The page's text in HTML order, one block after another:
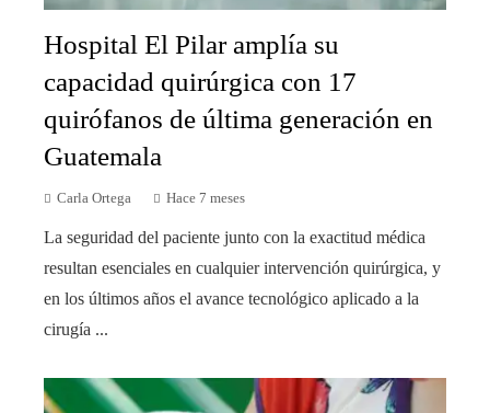
Hospital El Pilar amplía su
capacidad quirúrgica con 17
quirófanos de última generación en
Guatemala
Carla Ortega Hace 7 meses
La seguridad del paciente junto con la exactitud médica
resultan esenciales en cualquier intervención quirúrgica, y
en los últimos años el avance tecnológico aplicado a la
cirugía ...